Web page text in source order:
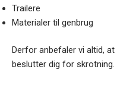
Trailere
Materialer til genbrug
Derfor anbefaler vi altid,
beslutter dig for skrotning.